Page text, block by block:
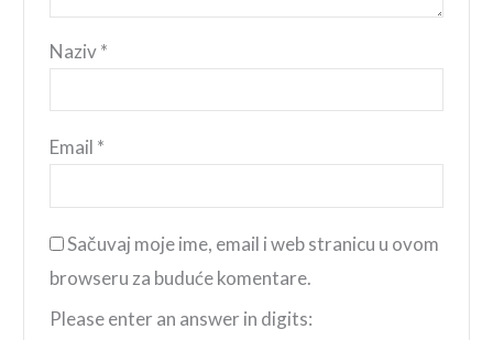
Naziv*
Email *
Sačuvaj moje ime, email i web stranicu u ovom
browseru za buduće komentare.
Please enter an answer in digits: